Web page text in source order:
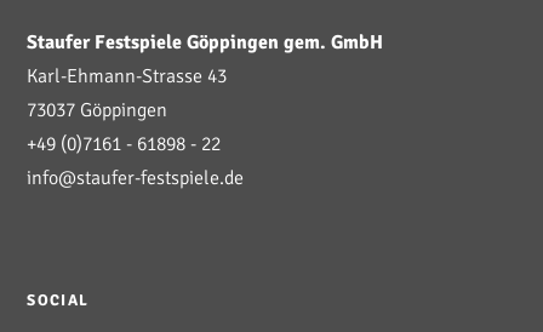
Staufer Festspiele Göppingen gem. GmbH
Karl-Ehmann-Strasse 43
73037 Göppingen
+49 (0)7161 - 61898 - 22
info@staufer-festspiele.de
SOCIAL